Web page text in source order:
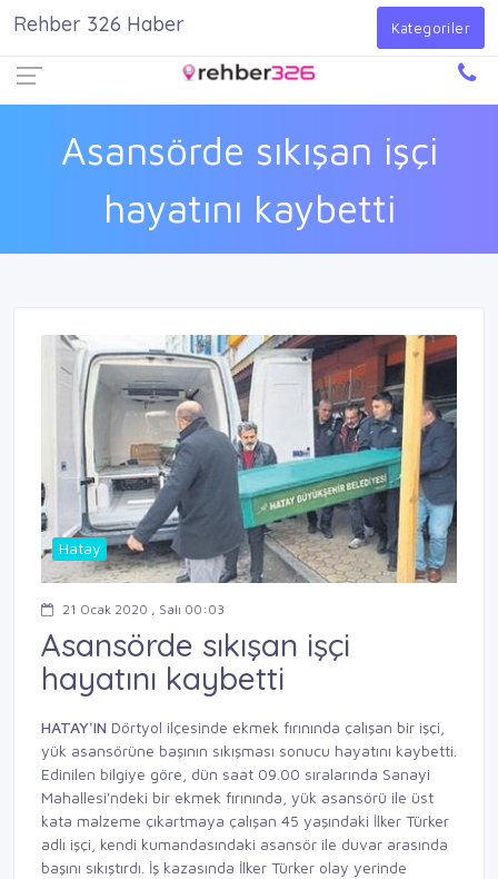
Giriş Yap
Asansörde sıkışan işçi
hayatını kaybetti
Rehber 326 Haber Kategoriler
Hatay
21 Ocak 2020 , Salı 00:03
Asansörde sıkışan işçi
hayatını kaybetti
HATAY'IN Dörtyol ilçesinde ekmek fırınında çalışan bir işçi,
yük asansörüne başının sıkışması sonucu hayatını kaybetti.
Edinilen bilgiye göre, dün saat 09.00 sıralarında Sanayi
Mahallesi'ndeki bir ekmek fırınında, yük asansörü ile üst
kata malzeme çıkartmaya çalışan 45 yaşındaki İlker Türker
adlı işçi, kendi kumandasındaki asansör ile duvar arasında
başını sıkıştırdı. İş kazasında İlker Türker olay yerinde